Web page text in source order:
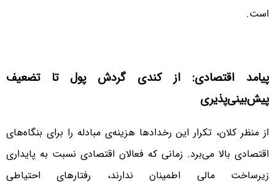
است.
پیامد اقتصادی: از کندی گردش پول تا تضعیف
پیش‌بینی‌پذیری
از منظر کلان، تکرار این رخدادها هزینه‌ی مبادله را برای بنگاه‌های
اقتصادی بالا می‌برد. زمانی که فعالان اقتصادی نسبت به پایداری
زیرساخت مالی اطمینان ندارند، رفتارهای احتیاطی